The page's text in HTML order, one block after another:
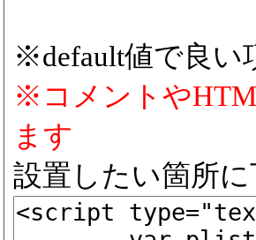
※default値で良い
※コメントや
ます
設置したい箇所